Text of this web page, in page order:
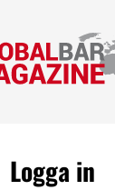
Logga in